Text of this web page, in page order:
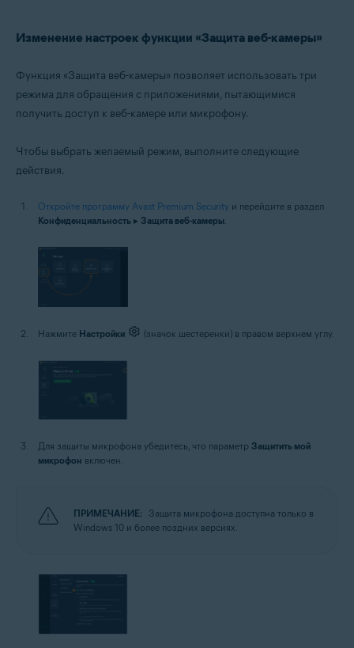
Изменение настроек функции «Защита веб-камеры»
Функция «Защита веб-камеры» позволяет использовать три
режима для обращения с приложениями, пытающимися
получить доступ к веб-камере или микрофону.
Чтобы выбрать желаемый режим, выполните следующие
действия.
Откройте программу Avast Premium Security и перейдите в раздел
Конфиденциальность ▸ Защита веб-камеры.
Нажмите Настройки (значок шестеренки) в правом верхнем углу.
Для защиты микрофона убедитесь, что параметр Защитить мой
микрофон включен.
ПРИМЕЧАНИЕ:
Защита микрофона доступна только в
Windows 10 и более поздних версиях.